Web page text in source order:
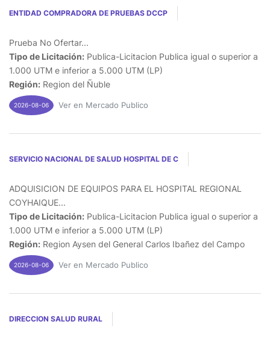
ENTIDAD COMPRADORA DE PRUEBAS DCCP
Prueba No Ofertar...
Tipo de Licitación: Publica-Licitacion Publica igual o superior a
1.000 UTM e inferior a 5.000 UTM (LP)
Región: Region del Ñuble
2026-08-06 Ver en Mercado Publico
SERVICIO NACIONAL DE SALUD HOSPITAL DE C
ADQUISICION DE EQUIPOS PARA EL HOSPITAL REGIONAL
COYHAIQUE...
Tipo de Licitación: Publica-Licitacion Publica igual o superior a
1.000 UTM e inferior a 5.000 UTM (LP)
Región: Region Aysen del General Carlos Ibañez del Campo
2026-08-06 Ver en Mercado Publico
DIRECCION SALUD RURAL